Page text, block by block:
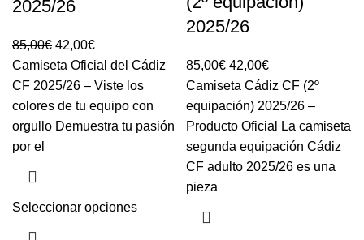
2025/26
85,00€ 42,00€
Camiseta Oficial del Cádiz
CF 2025/26 – Viste los
colores de tu equipo con
orgullo Demuestra tu pasión
por el
Seleccionar opciones
2025/26
85,00€ 42,00€
Camiseta Cádiz CF (2º
equipación) 2025/26 –
Producto Oficial La camiseta
segunda equipación Cádiz
CF adulto 2025/26 es una
pieza